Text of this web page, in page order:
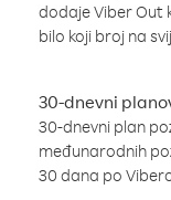
dodaje Viber Out
bilo koji broj na
30-dnevni
30-dnevni plan
međunarodnih
30 dana po